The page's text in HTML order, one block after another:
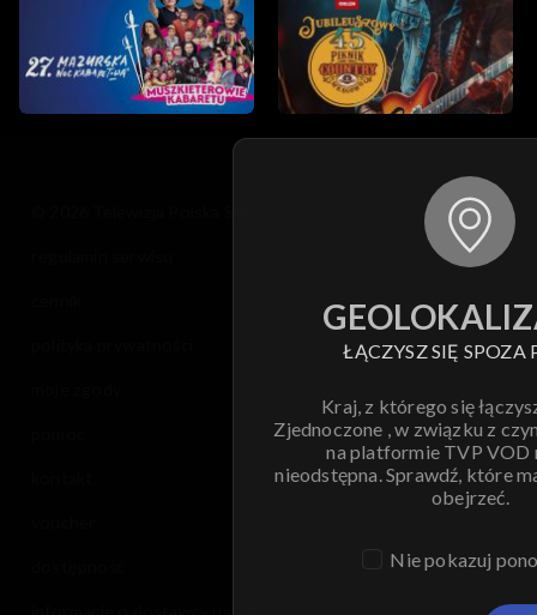
ŁĄCZYSZ SIĘ SPOZA
Kraj, z którego się
Zjednoczone , w związku z
na platformie TVP VOD
nieodstępna. Sprawdź, które
obejrzeć.
Nie pokazuj